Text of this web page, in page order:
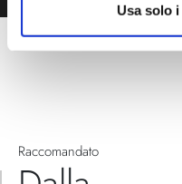
Usa solo
Raccomandato